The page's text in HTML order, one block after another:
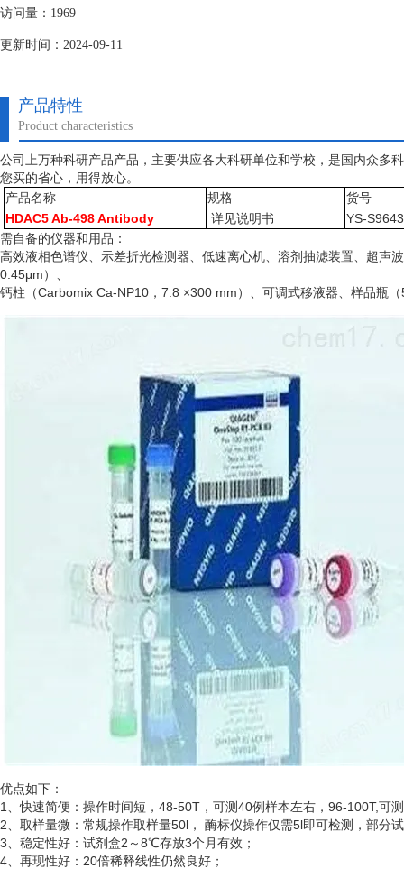
访问量：1969
更新时间：2024-09-11
产品特性
Product characteristics
公司上万种科研产品产品，主要供应各大科研单位和学校，是国内众多
您买的省心，用得放心。
产品名称
规格
货号
HDAC5 Ab-498 Antibody
详见说明书
YS-
需自备的仪器和用品：
高效液相色谱仪、示差折光检测器、低速离心机、溶剂抽滤装置、超声
0.45μm）、
钙柱（Carbomix Ca-NP10，7.8 ×300 mm）、可调式移液器、样品瓶
优点如下：
1、快速简便：操作时间短，48-50T，可测40例样本左右，96-100T,可
2、取样量微：常规操作取样量50l， 酶标仪操作仅需5l即可检测，部分
3、稳定性好：试剂盒2～8℃存放3个月有效；
4、再现性好：20倍稀释线性仍然良好；